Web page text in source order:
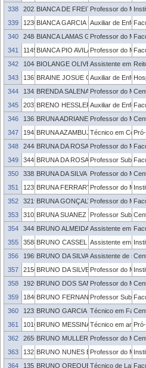
338
2022911BIANCA DE FREITAS LINHARES
Professor do
339
1230963BIANCA GARCIA DOS SANTOS
Auxiliar de
340
2484091BIANCA LAMAS GERVINI
Professor do
341
1145966BIANCA PIO AVILA Professor do
342
1044948BIOLANGE OLIVEIRA PIEGAS
Assistente em
343
1367783BRAINE JOSUE CAETANO
Auxiliar de
344
1342165BRENDA SALENAVE SANTANA
Professor do
345
2037078BRENO HESSLER UCKER
Auxiliar de
346
1363681BRUNA ADRIANE FARYProfessor do
347
1943579BRUNA AZAMBUJA CARDOSO
Técnico em
348
2448655BRUNA DA ROSA CURCIO
Professor do
349
3445446BRUNA DA ROSA DE LOS SANTOS
Professor
350
3382558BRUNA DA SILVA BRANCO
Professor do
351
1235854BRUNA FERRARY DENIZ
Professor do
352
3219538BRUNA GONÇALVES CORDEIRO
Professor do
353
3102555BRUNA SUANEZ SENTANO
Professor
354
3445873BRUNO ALMEIDA QUEVEDO
Assistente em
355
358868BRUNO CASSEL NETOAssistente em
356
1965405BRUNO DA SILVA ANANAAssistente de som
357
2150062BRUNO DA SILVEIRA NOREMBERG
Professor do
358
1926452BRUNO DOS SANTOS PASTORIZA
Professor do
359
1840524BRUNO FERNANDO DA SILVA REIS
Professor
360
1232309BRUNO GARCIA PRADO TORRES
Técnico em
361
1010099BRUNO MESSINA STOCKTécnico em arquivo
362
2656292BRUNO MULLER VIEIRA
Professor do
363
1321339BRUNO NUNES BATISTA
Professor do
364
1351894BRUNO OREQUES FONSECA
Técnico de